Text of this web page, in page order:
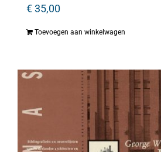
€35,00
Toevoegen aan winkelwagen